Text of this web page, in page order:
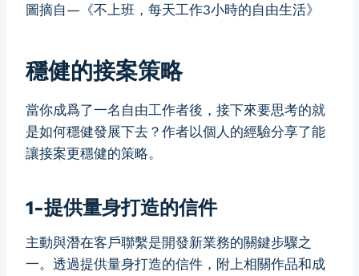
圖摘自—《不上班，每天工作3小時的自由生活》
穩健的接案策略
當你成爲了一名自由工作者後，接下來要思考的就
是如何穩健發展下去？作者以個人的經驗分享了能
讓接案更穩健的策略。
1-提供量身打造的信件
主動與潛在客戶聯繫是開發新業務的關鍵步驟之
一。透過提供量身打造的信件，附上相關作品和成